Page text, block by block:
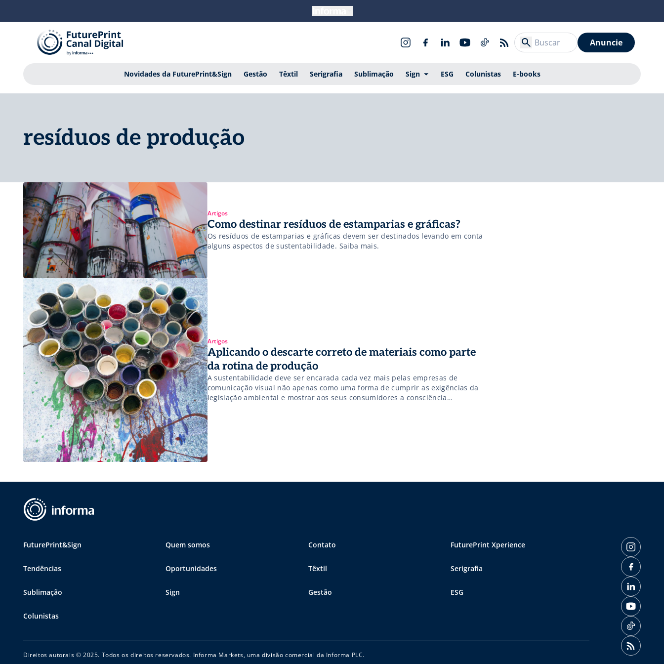
Anuncie
Novidades da FuturePrint&Sign Gestão Têxtil Serigrafia Sublimação Sign ESG Colunistas E-books
resíduos de produção
Artigos
Como destinar resíduos de estamparias e gráficas?
Os resíduos de estamparias e gráficas devem ser destinados levando em conta
alguns aspectos de sustentabilidade. Saiba mais.
Artigos
Aplicando o descarte correto de materiais como parte
da rotina de produção
A sustentabilidade deve ser encarada cada vez mais pelas empresas de
comunicação visual não apenas como uma forma de cumprir as exigências da
legislação ambiental e mostrar aos seus consumidores a consciência
ecológica, mas também como um processo simples e automático da rotina. Um
exemplo disso é o descarte de materiais, também chamados de resíduos […]
FuturePrint&Sign Quem somos Contato FuturePrint Xperience
Tendências Oportunidades Têxtil Serigrafia
Sublimação Sign Gestão ESG
Colunistas
Direitos autorais © 2025. Todos os direitos reservados. Informa Markets, uma divisão comercial da Informa PLC.